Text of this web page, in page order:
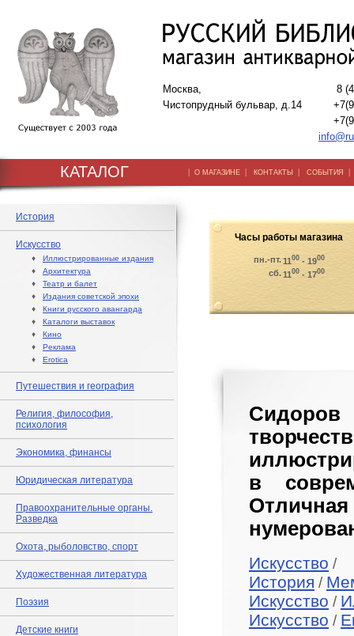
Москва,
Чистопрудный бульвар, д.14
8
КАТАЛОГ | О МАГАЗИНЕ | КОНТАКТЫ | СОБЫТИЯ
История
Искусство
♦ Иллюстрированные издания
♦ Архитектура
♦ Театр и балет
♦ Издания советской эпохи
♦ Книги русского авангарда
♦ Каталоги выставок
♦ Кино
♦ Реклама
♦ Erotica
Путешествия и география
Религия, философия,
психология
Экономика, финансы
Юридическая литература
Правоохранительные органы.
Разведка
Охота, рыболовство, спорт
Художественная литература
Поэзия
Детские книги
Часы работы магазина
пн.-пт.1100 - 1900
сб.1100 - 1700
в
Искусство /
История /
Искусство /
Искусство /